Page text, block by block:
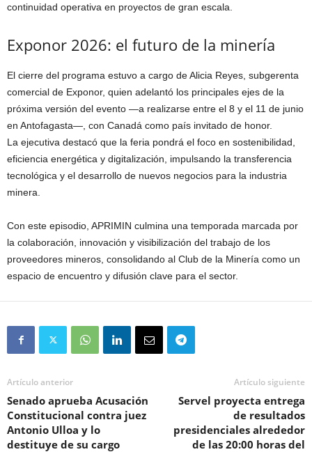
continuidad operativa en proyectos de gran escala.
Exponor 2026: el futuro de la minería
El cierre del programa estuvo a cargo de Alicia Reyes, subgerenta
comercial de Exponor, quien adelantó los principales ejes de la
próxima versión del evento —a realizarse entre el 8 y el 11 de junio
en Antofagasta—, con Canadá como país invitado de honor.
La ejecutiva destacó que la feria pondrá el foco en sostenibilidad,
eficiencia energética y digitalización, impulsando la transferencia
tecnológica y el desarrollo de nuevos negocios para la industria
minera.
Con este episodio, APRIMIN culmina una temporada marcada por
la colaboración, innovación y visibilización del trabajo de los
proveedores mineros, consolidando al Club de la Minería como un
espacio de encuentro y difusión clave para el sector.
Artículo anterior
Senado aprueba Acusación
Constitucional contra juez
Antonio Ulloa y lo
destituye de su cargo
Artículo siguiente
Servel proyecta entrega
de resultados
presidenciales alrededor
de las 20:00 horas del